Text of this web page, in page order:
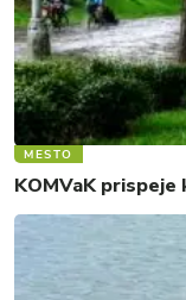
MESTO
KOMVaK